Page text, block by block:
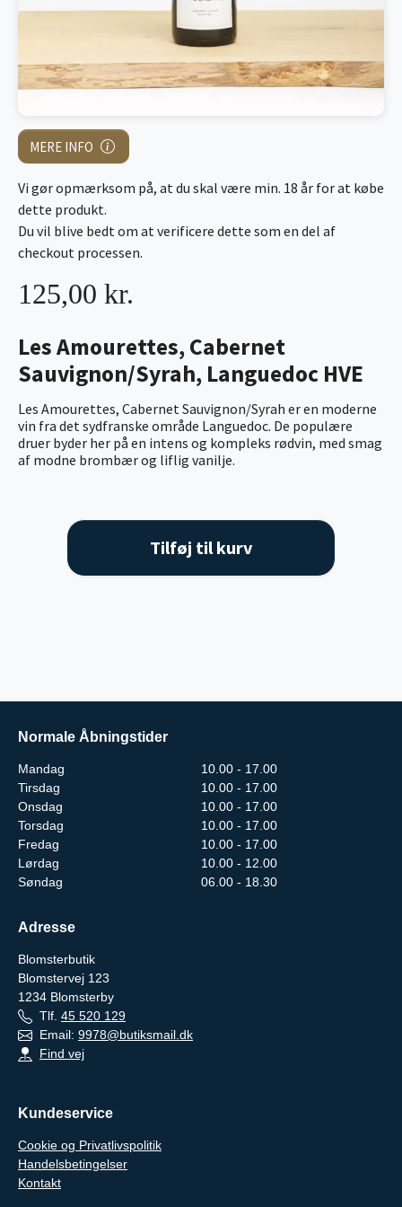
MERE INFO
Les Amourettes, Cabernet
Sauvignon/Syrah, Languedoc HVE
Les Amourettes, Cabernet Sauvignon/Syrah er en moderne
vin fra det sydfranske område Languedoc. De populære
druer byder her på en intens og kompleks rødvin, med smag
af modne brombær og liflig vanilje.
125,00 kr.
Vi gør opmærksom på, at du skal være min. 18 år for at købe
dette produkt.
Du vil blive bedt om at verificere dette som en del af
checkout processen.
Tilføj til kurv
Normale Åbningstider
Mandag
10.00 - 17.00
Tirsdag
10.00 - 17.00
Onsdag
10.00 - 17.00
Torsdag
10.00 - 17.00
Fredag
10.00 - 17.00
Lørdag
10.00 - 12.00
Søndag
06.00 - 18.30
Adresse
Blomsterbutik
Blomstervej 123
1234 Blomsterby
Tlf. 45 520 129
Email: 9978@butiksmail.dk
Find vej
Kundeservice
Cookie og Privatlivspolitik
Handelsbetingelser
Kontakt